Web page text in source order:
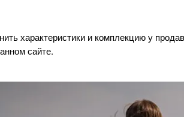
характеристики и комплекцию у
сайте.